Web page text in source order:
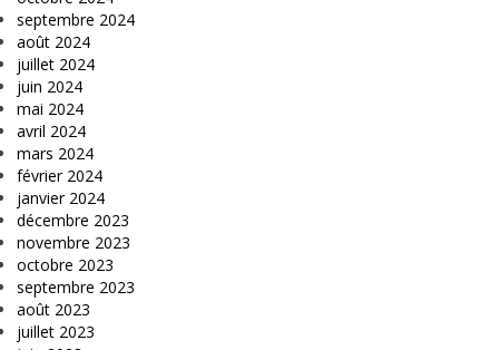
septembre 2024
août 2024
juillet 2024
juin 2024
mai 2024
avril 2024
mars 2024
février 2024
janvier 2024
décembre 2023
novembre 2023
octobre 2023
septembre 2023
août 2023
juillet 2023